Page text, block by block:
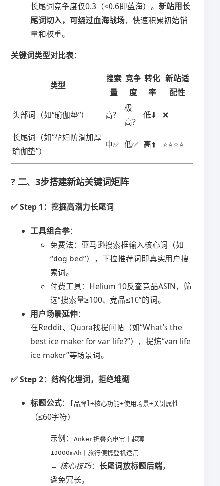
长尾词竞争度仅0.3（<0.6即蓝海）。​​新站用长
尾词切入，可绕过血海战场​​，快速积累初始销
量和权重。
​关键词类型对比表​​：
​类型​
搜索
量
竞争
度
转化
率
新站适
配性
头部词（如“瑜伽垫”） 高?
极
高?
低⬇️ ❌
长尾词（如“孕妇防滑加厚
瑜伽垫”）
中✅ 低✅ 高⬆️ ⭐⭐⭐⭐
?️ 二、3步搭建新站关键词矩阵
✅ ​​Step 1：挖掘高潜力长尾词​
​工具组合拳​​：
免费法：亚马逊搜索框输入核心词（如
“dog bed”），下拉推荐词即真实用户搜
索词。
付费工具：Helium 10反查竞品ASIN，筛
选“搜索量≥100、竞品≤10”的词。
​用户场景延伸​​：
在Reddit、Quora找提问帖（如“What’s the
best ice maker for van life?”），提炼“van life
ice maker”等场景词。
✅ ​​Step 2：结构化埋词，拒绝堆砌​
​标题公式​​： [品牌]+核心功能+使用场景+关键属性
（≤60字符）
示例：Anker折叠充电宝｜超薄
10000mAh｜旅行便携登机适用
→ 核心技巧：​​长尾词放标题后端​​，
避免冗长。